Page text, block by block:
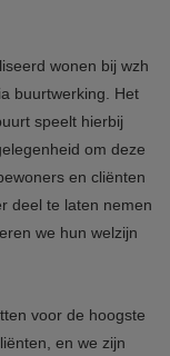
wonen bij wzh
buurtwerking. Het
speelt hierbij
om deze
en cliënten
deel te laten nemen
we hun welzijn
voor de hoogste
en we zijn